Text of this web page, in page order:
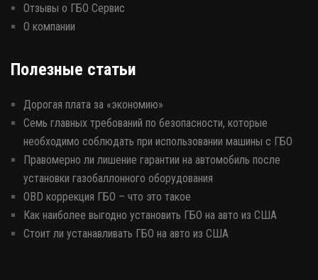
Отзывы о ГБО Сервис
О компании
Полезные статьи
Дорогая плата за «экономию»
Семь главных требований по безопасности, которые
необходимо соблюдать при использовании машины с ГБО
Правомерно ли лишение гарантии на автомобиль после
установки газобаллонного оборудования
OBD коррекция ГБО – что это такое
Как наиболее выгодно установить ГБО на авто из США
Стоит ли устанавливать ГБО на авто из США